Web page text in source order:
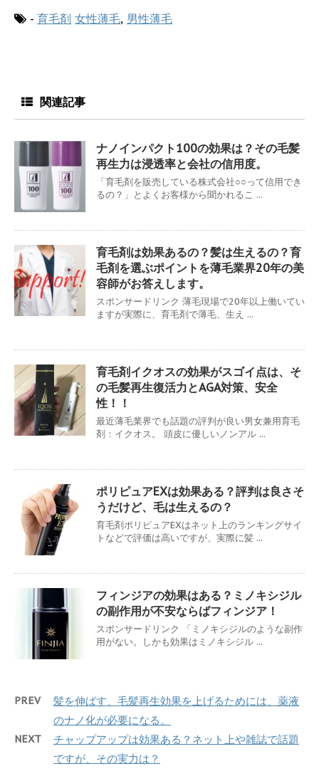
- 育毛剤 女性薄毛, 男性薄毛
関連記事
ナノインパクト100の効果は？その毛髪
再生力は浸透率と会社の信用度。
「育毛剤を販売している株式会社○○って信用でき
るの？」とよくお客様から聞かれるこ ...
育毛剤は効果あるの？髪は生えるの？育
毛剤を選ぶポイントを薄毛業界20年の美
容師がお答えします。
スポンサードリンク 薄毛現場で20年以上働いてい
ますが実際に、育毛剤で薄毛、生え ...
育毛剤イクオスの効果がスゴイ点は、そ
の毛髪再生復活力とAGA対策、安全
性！！
最近薄毛業界でも話題の評判が良い男女兼用育毛
剤：イクオス。 頭皮に優しいノンアル ...
ポリピュアEXは効果ある？評判は良さそ
うだけど、毛は生えるの？
育毛剤ポリピュアEXはネット上のランキングサイ
トなどで評価は高いですが、実際に髪 ...
フィンジアの効果はある？ミノキシジル
の副作用が不安ならばフィンジア！
スポンサードリンク 「ミノキシジルのような副作
用がない。しかも効果はミノキシジル ...
PREV
髪を伸ばす、毛髪再生効果を上げるためには、薬液
のナノ化が必要になる。
NEXT
チャップアップは効果ある？ネット上や雑誌で話題
ですが、その実力は？